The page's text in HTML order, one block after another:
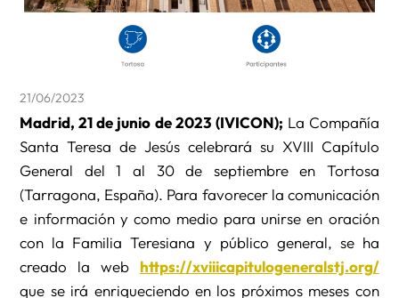
21/06/2023
Madrid, 21 de junio de 2023 (IVICON); La Compañía
Santa Teresa de Jesús celebrará su XVIII Capítulo
General del 1 al 30 de septiembre en Tortosa
(Tarragona, España). Para favorecer la comunicación
e información y como medio para unirse en oración
con la Familia Teresiana y público general, se ha
creado la web https://xviiicapitulogeneralstj.org/
que se irá enriqueciendo en los próximos meses con